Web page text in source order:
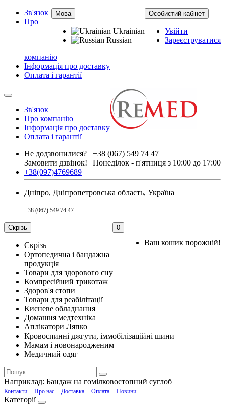
Особистий кабінет
Увійти
Зареєструватися
Мова
Ukrainian
Russian
Зв'язок
Про
компанію
Інформація про доставку
Оплата і гарантії
Зв'язок
Про компанію
Інформація про доставку
Оплата і гарантії
+38 (067) 549 74 47
Понеділок - п'ятниця з 10:00 до 17:00
Не додзвонилися?
Замовити дзвінок!
+38(097)4769689
Дніпро, Дніпропетровська область, Україна
+38 (067) 549 74 47
0
Ваш кошик порожній!
Скрізь
Скрізь
Ортопедична і бандажна
продукція
Товари для здорового сну
Компресійний трикотаж
Здоров'я стопи
Товари для реабілітації
Кисневе обладнання
Домашня медтехніка
Аплікатори Ляпко
Кровоспинні джгути, іммобілізаційні шини
Мамам і новонародженим
Медичний одяг
Наприклад: Бандаж на гомілковостопний суглоб
Контакти Про нас Доставка Оплата Новини
Категорії